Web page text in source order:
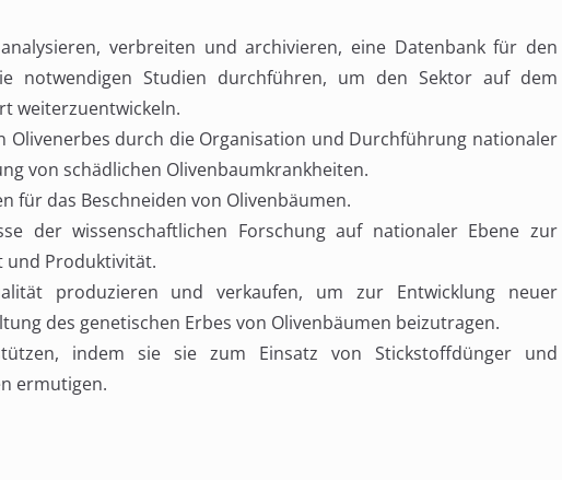
verbreiten und archivieren, eine Datenbank für den
notwendigen Studien durchführen, um den Sektor auf dem
weiterzuentwickeln.
Olivenerbes durch die Organisation und Durchführung nationaler
von schädlichen Olivenbaumkrankheiten.
für das Beschneiden von Olivenbäumen.
der wissenschaftlichen Forschung auf nationaler Ebene zur
und Produktivität.
produzieren und verkaufen, um zur Entwicklung neuer
des genetischen Erbes von Olivenbäumen beizutragen.
indem sie sie zum Einsatz von Stickstoffdünger und
ermutigen.